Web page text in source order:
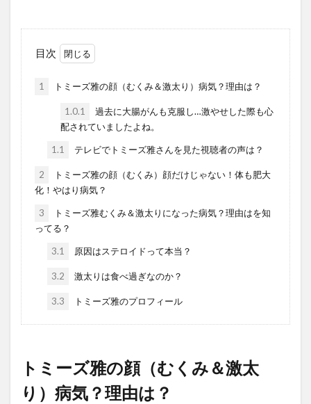
目次
1 トミーズ雅の顔（むくみ＆激太り）病気？理由は？
1.0.1
過去に大腸がんも克服し…激やせした際も心
配されていましたよね。
1.1 テレビでトミーズ雅さんを見た視聴者の声は？
2
トミーズ雅の顔（むくみ）顔だけじゃない！体も肥大
化！やはり病気？
3
トミーズ雅むくみ＆激太りになった病気？理由はを知
ってる？
3.1 原因はステロイドって本当？
3.2 激太りは食べ過ぎなのか？
3.3 トミーズ雅のプロフィール
トミーズ雅の顔（むくみ＆激太
り）病気？理由は？